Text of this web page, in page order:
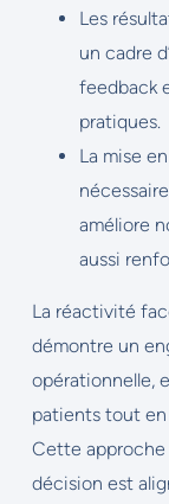
Les
un cadre
feedback
pratiques.
La mise
améliore
aussi
La réactivité
démontre un
opérationnelle,
patients tout en
Cette approche
décision est